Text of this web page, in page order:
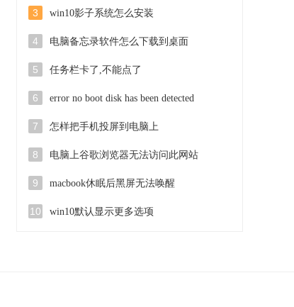
3 win10影子系统怎么安装
4 电脑备忘录软件怎么下载到桌面
5 任务栏卡了,不能点了
6 error no boot disk has been detected
7 怎样把手机投屏到电脑上
8 电脑上谷歌浏览器无法访问此网站
9 macbook休眠后黑屏无法唤醒
10 win10默认显示更多选项